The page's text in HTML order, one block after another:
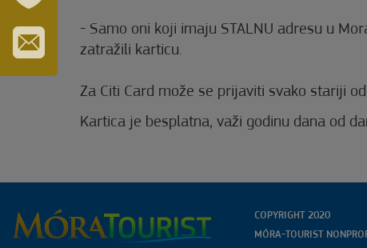
ERZSÉBET
GYÓGYFÜRDŐ
IRATKOZZON
HÍRLEVELÜNKRE
- Samo oni koji imaju STALNU adresu u
zatražili karticu.
Za Citi Card može se prijaviti svako stariji
Kartica je besplatna, važi godinu dana od
COPYRIGHT 2020
MÓRA-TOURIST